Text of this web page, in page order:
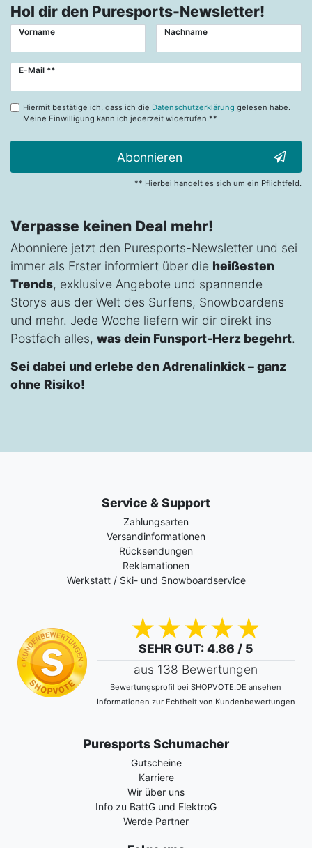
Hol dir den Puresports-Newsletter!
Vorname Nachname
E-Mail **
Newsletter
Hiermit bestätige ich, dass ich die Datenschutzerklärung gelesen habe.
Meine Einwilligung kann ich jederzeit widerrufen.**
Abonnieren
** Hierbei handelt es sich um ein Pflichtfeld.
Verpasse keinen Deal mehr!
Abonniere jetzt den Puresports-Newsletter und sei
immer als Erster informiert über die heißesten
Trends, exklusive Angebote und spannende
Storys aus der Welt des Surfens, Snowboardens
und mehr. Jede Woche liefern wir dir direkt ins
Postfach alles, was dein Funsport-Herz begehrt.
Sei dabei und erlebe den Adrenalinkick – ganz
ohne Risiko!
Service & Support
Zahlungsarten
Versandinformationen
Rücksendungen
Reklamationen
Werkstatt / Ski- und Snowboardservice
SEHR GUT: 4.86 / 5
aus 138 Bewertungen
Bewertungsprofil bei SHOPVOTE.DE ansehen
Informationen zur Echtheit von Kundenbewertungen
Puresports Schumacher
Gutscheine
Karriere
Wir über uns
Info zu BattG und ElektroG
Werde Partner